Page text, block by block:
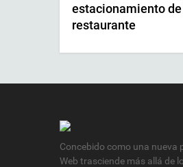
estacionamiento de
restaurante
Concebido como una
Web trasciende más allá de